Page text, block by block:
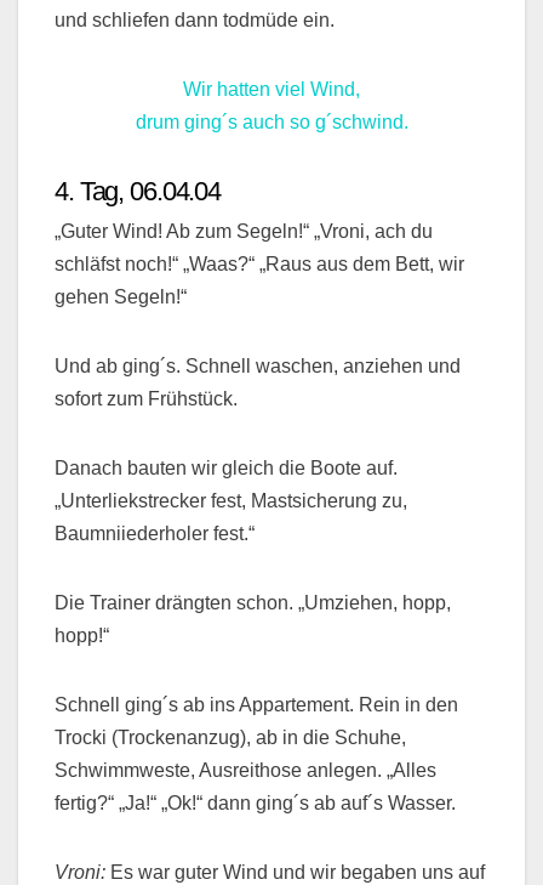
und schliefen dann todmüde ein.
Wir hatten viel Wind,
drum ging´s auch so g´schwind.
4. Tag, 06.04.04
„Guter Wind! Ab zum Segeln!“ „Vroni, ach du
schläfst noch!“ „Waas?“ „Raus aus dem Bett, wir
gehen Segeln!“
Und ab ging´s. Schnell waschen, anziehen und
sofort zum Frühstück.
Danach bauten wir gleich die Boote auf.
„Unterliekstrecker fest, Mastsicherung zu,
Baumniiederholer fest.“
Die Trainer drängten schon. „Umziehen, hopp,
hopp!“
Schnell ging´s ab ins Appartement. Rein in den
Trocki (Trockenanzug), ab in die Schuhe,
Schwimmweste, Ausreithose anlegen. „Alles
fertig?“ „Ja!“ „Ok!“ dann ging´s ab auf´s Wasser.
Vroni: Es war guter Wind und wir begaben uns auf